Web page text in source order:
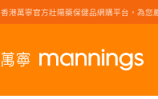
香港萬寧官方壯陽藥保健品網購平台，為您